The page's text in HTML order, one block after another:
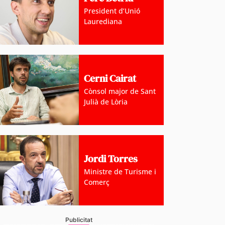
President d’Unió
Laurediana
Cerni Cairat
Cònsol major de Sant
Julià de Lòria
Jordi Torres
Ministre de Turisme i
Comerç
Publicitat